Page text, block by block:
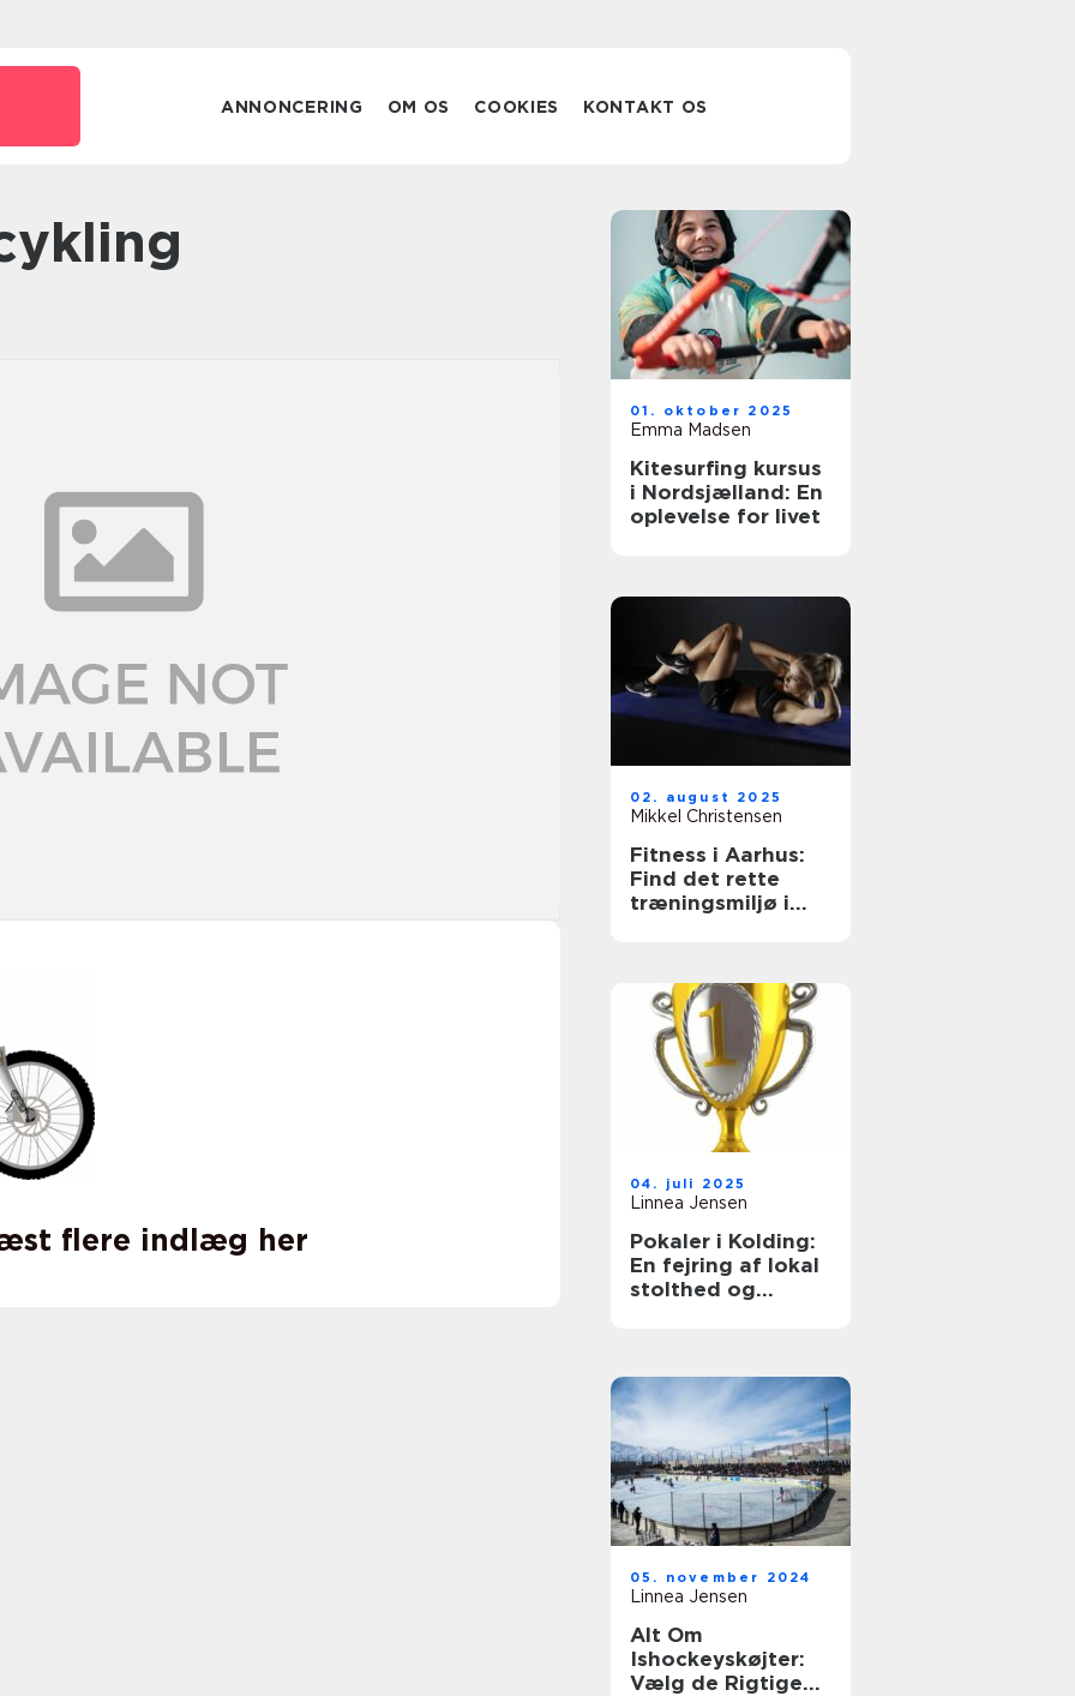
ANNONCERING OM OS COOKIES KONTAKT OS
flere indlæg her
01. oktober 2025
Emma Madsen
Kitesurfing kursus
i Nordsjælland: En
oplevelse for livet
02. august 2025
Mikkel Christensen
Fitness i Aarhus:
Find det rette
træningsmiljø i
04. juli 2025
Linnea Jensen
Pokaler i Kolding:
En fejring af lokal
stolthed og
05. november 2024
Linnea Jensen
Alt Om
Ishockeyskøjter:
Vælg de Rigtige